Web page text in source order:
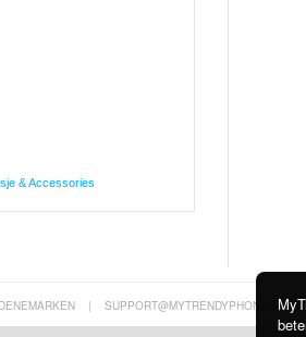
& Accessories
| SUPPORT@MYTRENDYPHONE.BE